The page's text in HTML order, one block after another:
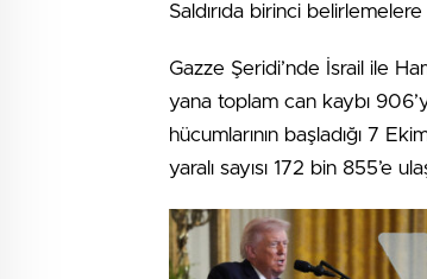
Saldırıda birinci
Gazze Şeridi’nde İsrail ile
yana toplam can kaybı
hücumlarının başladığı 7
yaralı sayısı 172 bin 855’e